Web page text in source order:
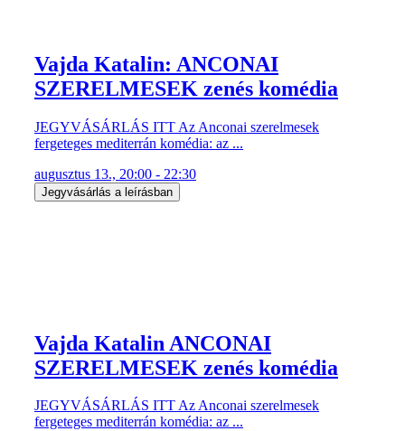
Vajda Katalin: ANCONAI
SZERELMESEK zenés komédia
JEGYVÁSÁRLÁS ITT Az Anconai szerelmesek
fergeteges mediterrán komédia: az ...
augusztus 13., 20:00 - 22:30
Jegyvásárlás a leírásban
Vajda Katalin ANCONAI
SZERELMESEK zenés komédia
JEGYVÁSÁRLÁS ITT Az Anconai szerelmesek
fergeteges mediterrán komédia: az ...